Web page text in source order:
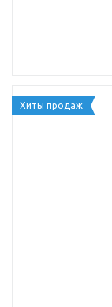
Хиты продаж